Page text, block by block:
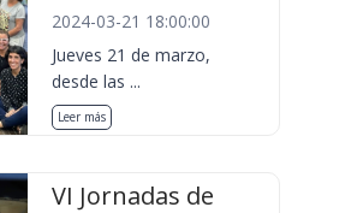
2024-03-21 18:00:00
Jueves 21 de marzo,
desde las ...
Leer más
VI Jornadas de